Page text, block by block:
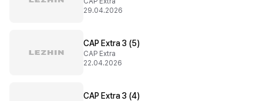
29.04.2026
CAP Extra 3 (5)
CAP Extra
22.04.2026
CAP Extra 3 (4)